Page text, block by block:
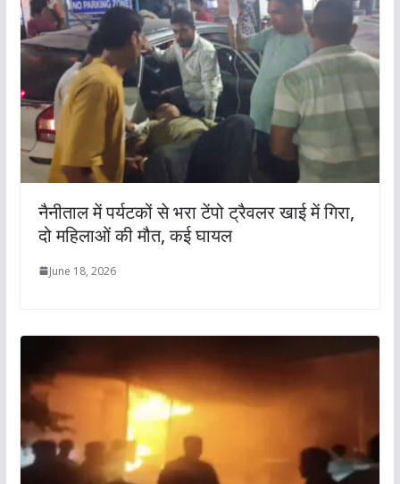
नैनीताल में पर्यटकों से भरा टेंपो ट्रैवलर खाई में गिरा,
दो महिलाओं की मौत, कई घायल
June 18, 2026